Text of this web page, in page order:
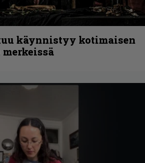
käynnistyy kotimaisen